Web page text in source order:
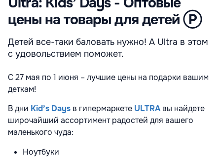
цены на товары для детей Ⓟ
Детей все-таки баловать нужно! А Ultra в этом
с удовольствием поможет.
C 27 мая по 1 июня – лучшие цены на подарки вашим
деткам!
В дни Kid’s Days в гипермаркете ULTRA вы найдете
широчайший ассортимент радостей для вашего
маленького чуда:
Ноутбуки